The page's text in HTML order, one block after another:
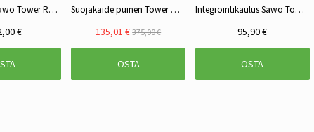
Sähkökiuas Sawo Tower Round Ni2 6kW
€
Suojakaide puinen Tower Round kiukaille SETRI
135,01 € 375,00 €
OSTA
Integrointikaulus Sawo Tower Round TH2/TH3 -kiukaille, teräs
95,90 €
OSTA